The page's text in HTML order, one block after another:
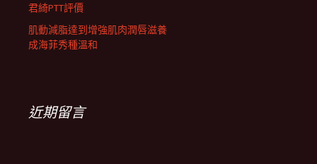
君綺PTT評價
肌動減脂達到增強肌肉潤唇滋養
成海菲秀種溫和
近期留言